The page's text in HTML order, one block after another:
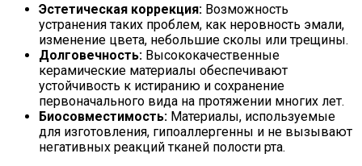
Эстетическая коррекция: Возможность
устранения таких проблем, как неровность эмали,
изменение цвета, небольшие сколы или трещины.
Долговечность: Высококачественные
керамические материалы обеспечивают
устойчивость к истиранию и сохранение
первоначального вида на протяжении многих лет.
Биосовместимость: Материалы, используемые
для изготовления, гипоаллергенны и не вызывают
негативных реакций тканей полости рта.